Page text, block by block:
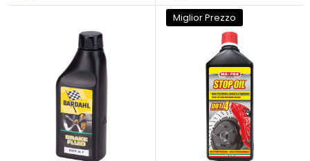
Miglior Prezzo